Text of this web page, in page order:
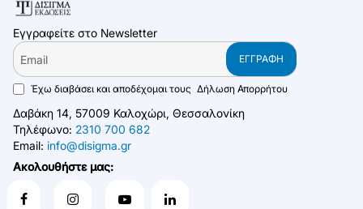
Εγγραφείτε στο Newsletter
Email
ΕΓΓΡΑΦΉ
Έχω διαβάσει και αποδέχομαι τους Δήλωση Απορρήτου
Δαβάκη 14, 57009 Καλοχώρι, Θεσσαλονίκη
Τηλέφωνο: 2310 700 682
Email: info@disigma.gr
Ακολουθήστε μας: